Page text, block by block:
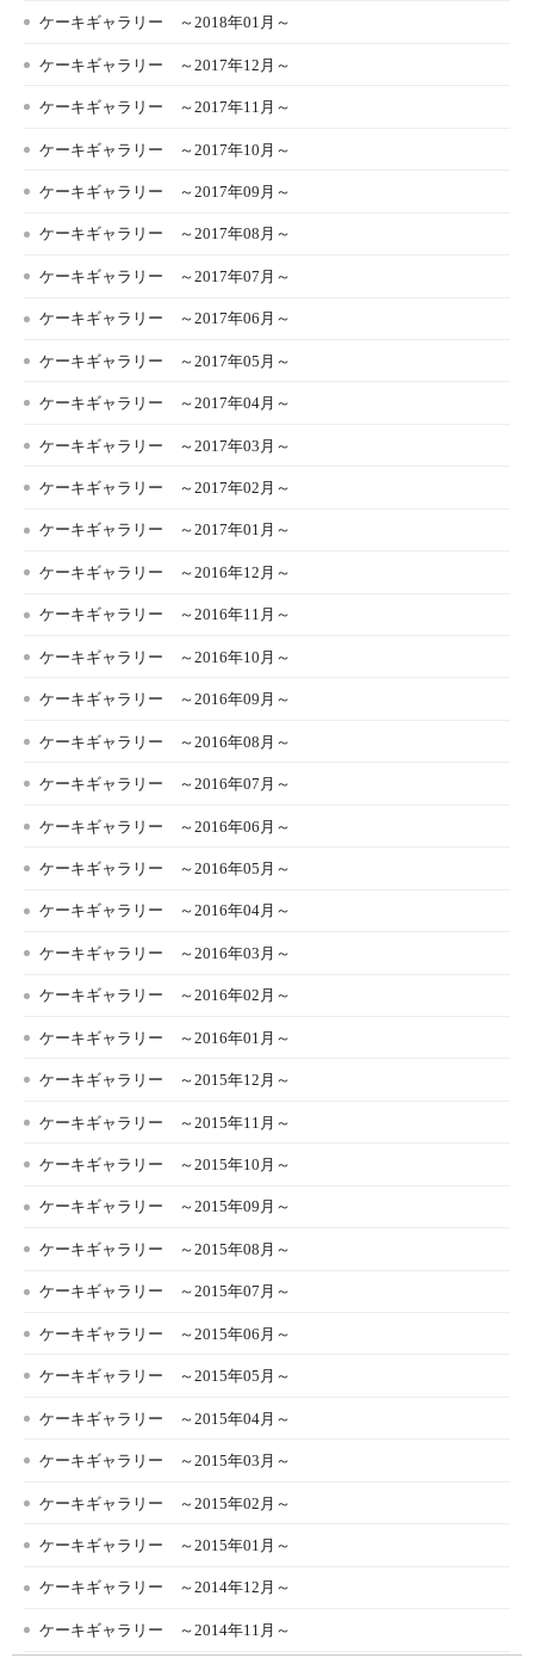
ケーキギャラリー ～2018年01月～
ケーキギャラリー ～2017年12月～
ケーキギャラリー ～2017年11月～
ケーキギャラリー ～2017年10月～
ケーキギャラリー ～2017年09月～
ケーキギャラリー ～2017年08月～
ケーキギャラリー ～2017年07月～
ケーキギャラリー ～2017年06月～
ケーキギャラリー ～2017年05月～
ケーキギャラリー ～2017年04月～
ケーキギャラリー ～2017年03月～
ケーキギャラリー ～2017年02月～
ケーキギャラリー ～2017年01月～
ケーキギャラリー ～2016年12月～
ケーキギャラリー ～2016年11月～
ケーキギャラリー ～2016年10月～
ケーキギャラリー ～2016年09月～
ケーキギャラリー ～2016年08月～
ケーキギャラリー ～2016年07月～
ケーキギャラリー ～2016年06月～
ケーキギャラリー ～2016年05月～
ケーキギャラリー ～2016年04月～
ケーキギャラリー ～2016年03月～
ケーキギャラリー ～2016年02月～
ケーキギャラリー ～2016年01月～
ケーキギャラリー ～2015年12月～
ケーキギャラリー ～2015年11月～
ケーキギャラリー ～2015年10月～
ケーキギャラリー ～2015年09月～
ケーキギャラリー ～2015年08月～
ケーキギャラリー ～2015年07月～
ケーキギャラリー ～2015年06月～
ケーキギャラリー ～2015年05月～
ケーキギャラリー ～2015年04月～
ケーキギャラリー ～2015年03月～
ケーキギャラリー ～2015年02月～
ケーキギャラリー ～2015年01月～
ケーキギャラリー ～2014年12月～
ケーキギャラリー ～2014年11月～